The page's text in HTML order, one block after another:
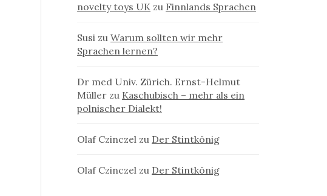
novelty toys UK zu Finnlands Sprachen
Susi zuWarum sollten wir mehr
Sprachen lernen?
Dr med Univ. Zürich. Ernst-Helmut
Müller zu Kaschubisch – mehr als ein
polnischer Dialekt!
Olaf Czinczel zu Der Stintkönig
Olaf Czinczel zu Der Stintkönig